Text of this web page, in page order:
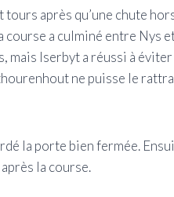
après qu’une chute
course a culminé entre Nys
mais Iserbyt a réussi à
ne puisse le
la porte bien fermée.
la course.